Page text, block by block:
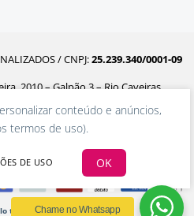
Chame no Whatsapp
/ CNPJ:25.239.340/0001-09
2010 – Galpão 3 – Rio Caveiras,
SC, 88160-302
time da Ecommerceria
conteúdo e anúncios,
termos de uso).
DE USO OK